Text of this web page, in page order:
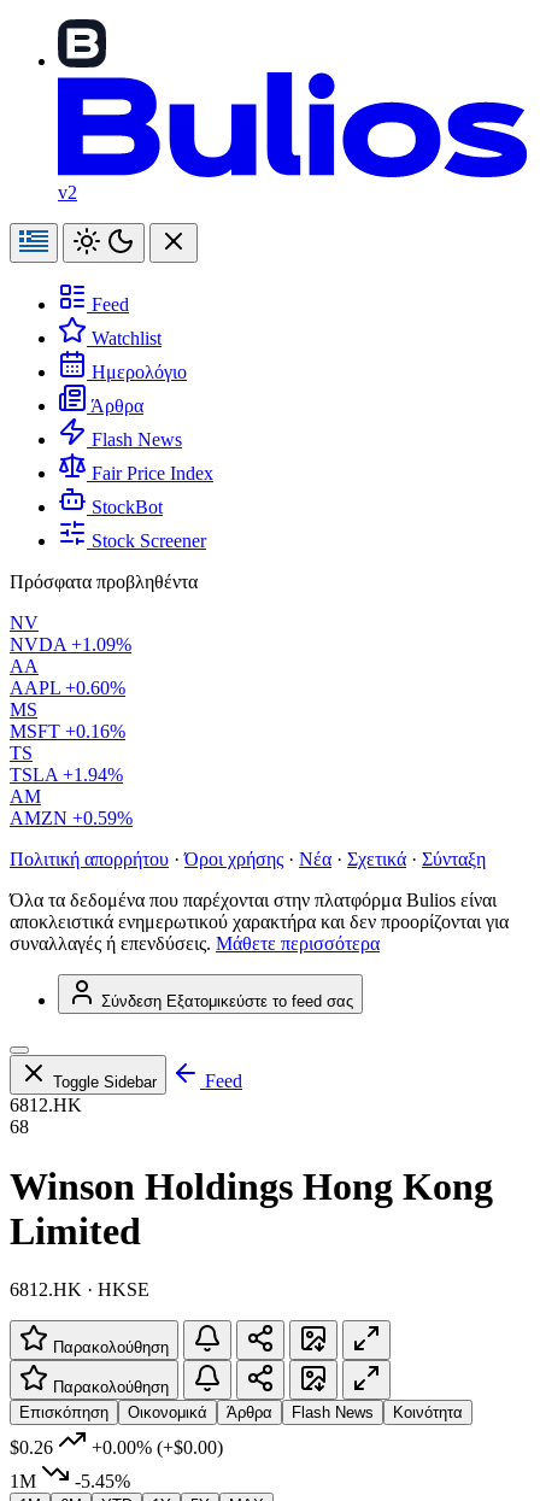
v2
Feed
Watchlist
Ημερολόγιο
Άρθρα
Flash News
Fair Price Index
StockBot
Stock Screener
Πρόσφατα προβληθέντα
NV
NVDA +1.09%
AA
AAPL +0.60%
MS
MSFT +0.16%
TS
TSLA +1.94%
AM
AMZN +0.59%
Πολιτική απορρήτου · Όροι χρήσης · Νέα · Σχετικά · Σύνταξη
Όλα τα δεδομένα που παρέχονται στην πλατφόρμα Bulios είναι
αποκλειστικά ενημερωτικού χαρακτήρα και δεν προορίζονται για
συναλλαγές ή επενδύσεις. Μάθετε περισσότερα
Σύνδεση Εξατομικεύστε το feed σας
Toggle Sidebar
Feed
6812.HK
68
Winson Holdings Hong Kong
Limited
6812.HK · HKSE
Παρακολούθηση
Παρακολούθηση
Επισκόπηση
Οικονομικά Άρθρα Flash News Κοινότητα
$0.26 +0.00% (+$0.00)
1M
-5.45%